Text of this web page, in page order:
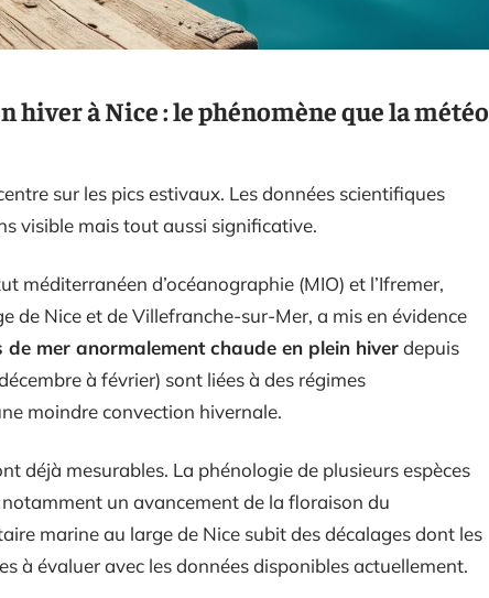
hiver à Nice : le phénomène que la météo
sur les pics estivaux. Les données scientifiques
visible mais tout aussi significative.
méditerranéen d’océanographie (MIO) et l’Ifremer,
de Nice et de Villefranche-sur-Mer, a mis en évidence
mer anormalement chaude en plein hiverdepuis
à février) sont liées à des régimes
moindre convection hivernale.
déjà mesurables. La phénologie de plusieurs espèces
un avancement de la floraison du
marine au large de Nice subit des décalages dont les
à évaluer avec les données disponibles actuellement.